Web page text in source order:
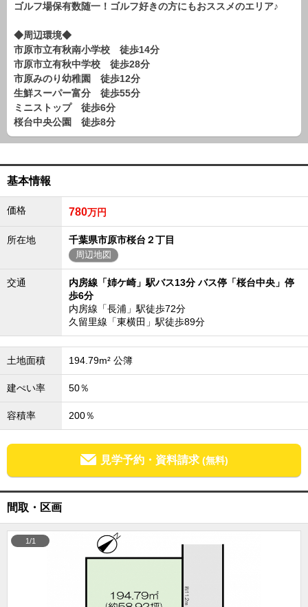
ゴルフ場保有数随一！ゴルフ好きの方にもおススメのエリア♪
◆周辺環境◆
市原市立有秋南小学校 徒歩14分
市原市立有秋中学校 徒歩28分
市原みのり幼稚園 徒歩12分
生鮮スーパー富分 徒歩55分
ミニストップ 徒歩6分
桜台中央公園 徒歩8分
基本情報
価格 780万円
所在地 千葉県市原市桜台２丁目
周辺地図
交通
内房線「姉ケ崎」駅バス13分 バス停「桜台中央」停
歩6分
内房線「長浦」駅徒歩72分
久留里線「東横田」駅徒歩89分
土地面積 194.79m² 公簿
建ぺい率 50％
容積率 200％
見学予約・資料請求 (無料)
間取・区画
1/1
物件検索
新築一戸建
エリアから探す
路線から探す
中古一戸建
エリアから探す
路線から探す
マンション
エリアから探す
路線から探す
エリアから物件検索
松戸･柏方面エリア
松戸･柏方面エリアの新築一戸建
松戸･柏方面エリアの土地
成田･銚子方面エリア
成田･銚子方面エリアのマンション
成田･銚子方面エリアの土地
四街道･佐倉･八千代方面エリア
四街道･佐倉･八千代方面エリアの土地
船橋･市川･浦安方面エリア
船橋･市川･浦安方面エリアの新築一戸建
船橋･市川･浦安方面エリアの中古一戸建